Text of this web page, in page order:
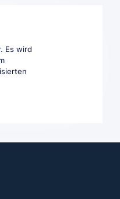
Es wird